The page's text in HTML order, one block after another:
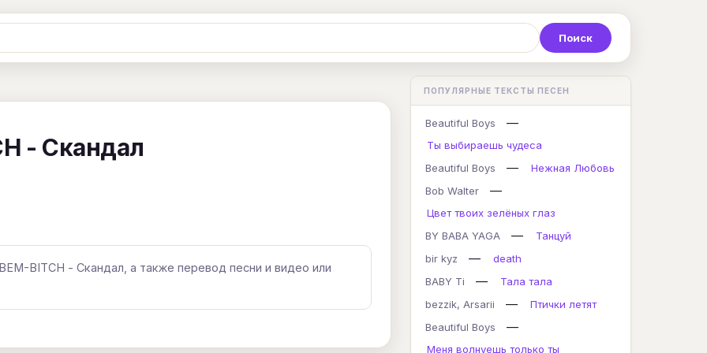
С Т У Ф Х Ц
L M N O P Q
Y Z #
- Скандал
BITCH - Скандал, а также перевод песни и видео или
ПОПУЛЯРНЫЕ ТЕКСТЫ ПЕСЕН
Beautiful Boys —
Ты выбираешь чудеса
Beautiful Boys
—
Нежная Любовь
Bob Walter
—
Цвет твоих зелёных глаз
BY BABA YAGA
—
Танцуй
bir kyz
—
death
BABY Ti
—
Тала тала
bezzik, Arsarii
—
Птички летят
Beautiful Boys
—
Меня волнуешь только ты